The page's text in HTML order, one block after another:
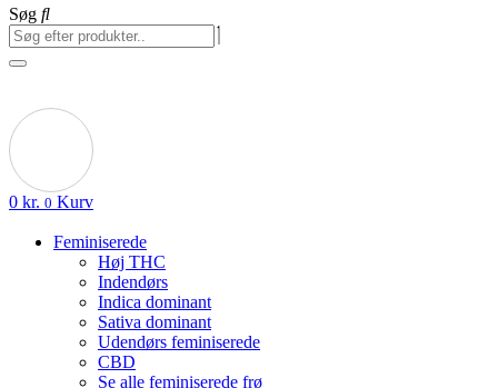
Søg
0 kr. 0 Kurv
Feminiserede
Høj THC
Indendørs
Indica dominant
Sativa dominant
Udendørs feminiserede
CBD
Se alle feminiserede frø